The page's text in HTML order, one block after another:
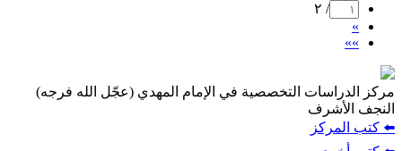
/ ٢
»
»»
مركز الدراسات التخصصية في الإمام المهدي (عجّل الله فرجه)
النجف الأشرف
⬅️ كتب المركز